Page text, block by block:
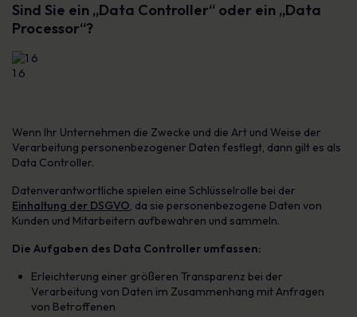
Sind Sie ein „Data Controller“ oder ein „Data
Processor“?
1 6
Wenn Ihr Unternehmen die Zwecke und die Art und Weise der
Verarbeitung personenbezogener Daten festlegt, dann gilt es als
Data Controller.
Datenverantwortliche spielen eine Schlüsselrolle bei der
Einhaltung der DSGVO, da sie personenbezogene Daten von
Kunden und Mitarbeitern aufbewahren und sammeln.
Die Aufgaben des Data Controller umfassen:
Erleichterung einer größeren Transparenz bei der
Verarbeitung von Daten im Zusammenhang mit Anfragen
von Betroffenen